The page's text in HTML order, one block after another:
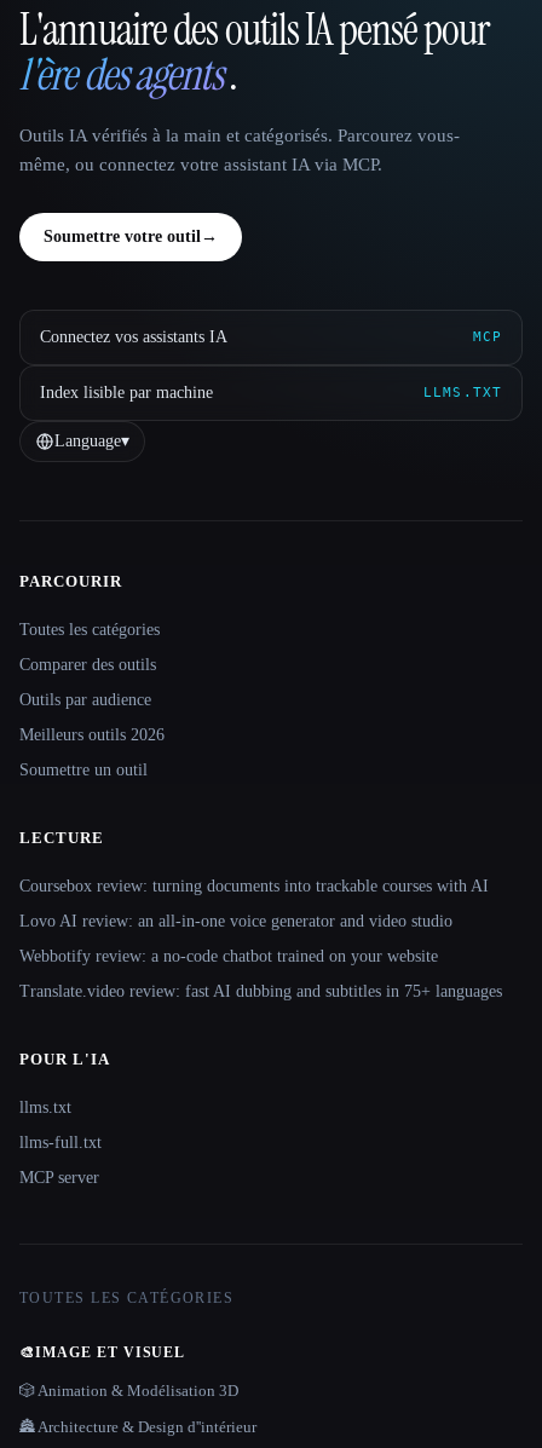
That AI Collection
L'annuaire des outils IA pensé pour
l'ère des agents.
Outils IA vérifiés à la main et catégorisés. Parcourez vous-
même, ou connectez votre assistant IA via MCP.
Soumettre votre outil→
Connectez vos assistants IA MCP
Index lisible par machine LLMS.TXT
Language▾
Site navigation
PARCOURIR
Toutes les catégories
Comparer des outils
Outils par audience
Meilleurs outils 2026
Soumettre un outil
LECTURE
Coursebox review: turning documents into trackable courses with AI
Lovo AI review: an all-in-one voice generator and video studio
Webbotify review: a no-code chatbot trained on your website
Translate.video review: fast AI dubbing and subtitles in 75+ languages
POUR L'IA
llms.txt
llms-full.txt
MCP server
TOUTES LES CATÉGORIES
🎨IMAGE ET VISUEL
🎲 Animation & Modélisation 3D
🏯 Architecture & Design d''intérieur